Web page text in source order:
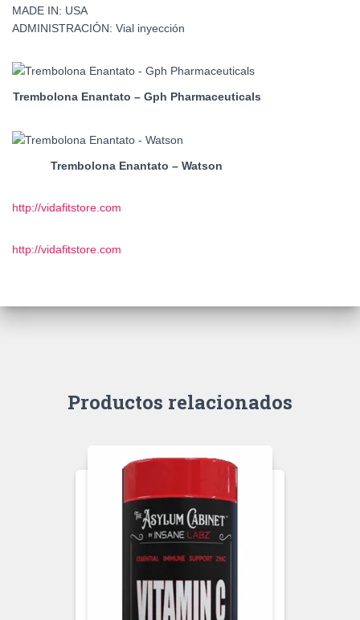
MADE IN: USA
ADMINISTRACIÓN: Vial inyección
Trembolona Enantato – Gph Pharmaceuticals
Trembolona Enantato – Watson
http://vidafitstore.com
http://vidafitstore.com
Productos relacionados